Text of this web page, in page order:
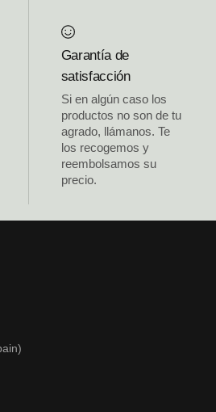
Garantía de
satisfacción
Si en algún caso los
productos no son de tu
agrado, llámanos. Te
los recogemos y
reembolsamos su
precio.